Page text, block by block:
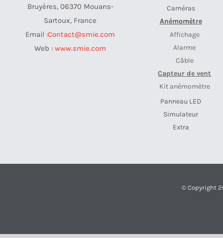
Bruyères, 06370 Mouans-
Sartoux, France
Email :Contact@smie.com
Web : www.smie.com
Caméras
Anémomètre
Affichage
Alarme
Câble
Capteur de vent
Kit anémomètre
Panneau LED
Simulateur
Extra
© Copyright